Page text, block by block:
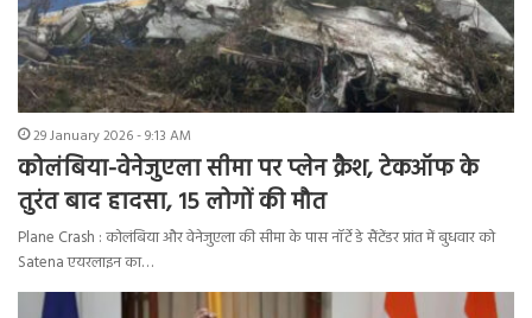
29 January 2026 - 9:13 AM
कोलंबिया-वेनेजुएला सीमा पर प्लेन क्रैश, टेकऑफ के
तुरंत बाद हादसा, 15 लोगों की मौत
Plane Crash : कोलंबिया और वेनेजुएला की सीमा के पास नॉर्टे डे सैंटेंडर प्रांत में बुधवार को
Satena एयरलाइन का…